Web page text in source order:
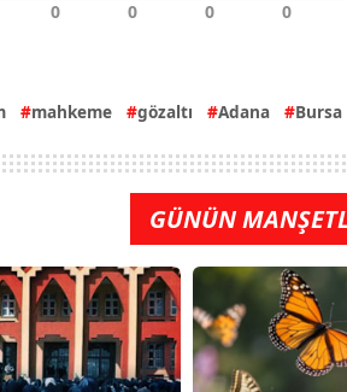
mahkeme gözaltı Adana Bursa
GÜNÜN